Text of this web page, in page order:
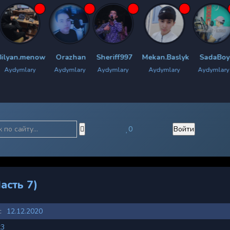
Orazhan
Aydymlary
Sheriff997
Aydymlary
Mekan.Baslyk
Aydymlary
SadaBoy
Aydymlary
0 Войти
7)
12.12.2020